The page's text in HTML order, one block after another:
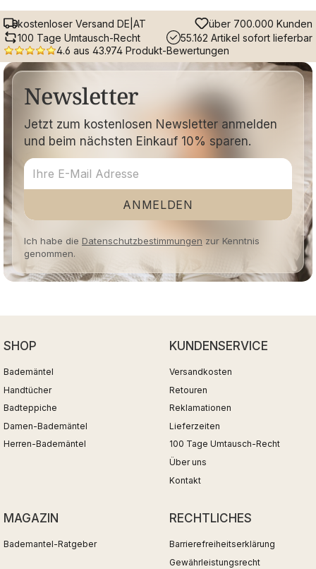
kostenloser Versand DE|AT
über 700.000 Kunden
100 Tage Umtausch-Recht
55.162 Artikel sofort lieferbar
4.6 aus 43.974 Produkt-Bewertungen
Newsletter
Jetzt zum kostenlosen Newsletter anmelden
und beim nächsten Einkauf 10% sparen.
ANMELDEN
Ich habe die Datenschutzbestimmungen zur Kenntnis
genommen.
SHOP
Bademäntel
Handtücher
Badteppiche
Damen-Bademäntel
Herren-Bademäntel
KUNDENSERVICE
Versandkosten
Retouren
Reklamationen
Lieferzeiten
100 Tage Umtausch-Recht
Über uns
Kontakt
MAGAZIN
Bademantel-Ratgeber
RECHTLICHES
Barrierefreiheitserklärung
Gewährleistungsrecht